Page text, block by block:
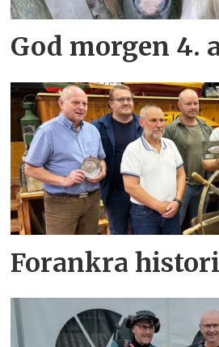
God morgen 4.
Forankra